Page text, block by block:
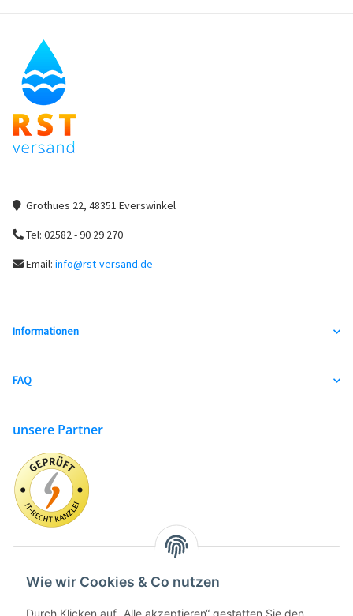
Wie wir Cookies & Co nutzen
Grothues 22, 48351 Everswinkel
Tel: 02582 - 90 29 270
Email: info@rst-versand.de
Informationen
FAQ
unsere Partner